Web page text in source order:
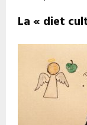
La « diet